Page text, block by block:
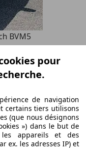
BVM5
pour
de navigation
certains tiers utilisons
(que nous désignons
») dans le but de
appareils et des
ex. les adresses IP) et